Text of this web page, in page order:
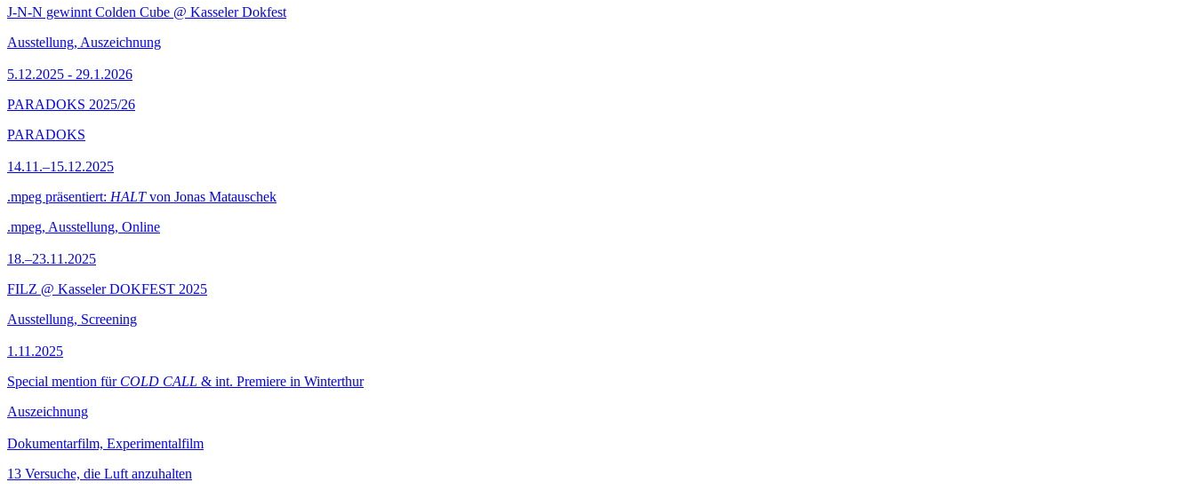
J-N-N gewinnt Colden Cube @ Kasseler Dokfest
Ausstellung, Auszeichnung
5.12.2025 - 29.1.2026
PARADOKS 2025/26
PARADOKS
14.11.–15.12.2025
.mpeg präsentiert: HALTvon Jonas Matauschek
.mpeg, Ausstellung, Online
18.–23.11.2025
FILZ @ Kasseler DOKFEST 2025
Ausstellung, Screening
1.11.2025
Special mention für COLD CALL & int. Premiere in Winterthur
Auszeichnung
Dokumentarfilm, Experimentalfilm
13 Versuche, die Luft anzuhalten